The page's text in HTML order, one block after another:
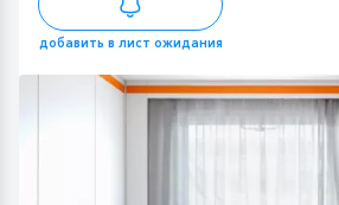
добавить в лист ожидания